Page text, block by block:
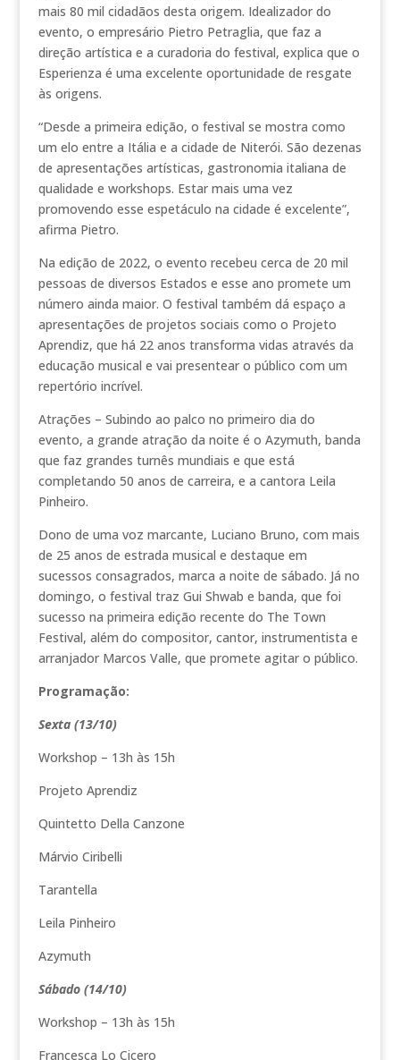
mais 80 mil cidadãos desta origem. Idealizador do
evento, o empresário Pietro Petraglia, que faz a
direção artística e a curadoria do festival, explica que o
Esperienza é uma excelente oportunidade de resgate
às origens.
“Desde a primeira edição, o festival se mostra como
um elo entre a Itália e a cidade de Niterói. São dezenas
de apresentações artísticas, gastronomia italiana de
qualidade e workshops. Estar mais uma vez
promovendo esse espetáculo na cidade é excelente”,
afirma Pietro.
Na edição de 2022, o evento recebeu cerca de 20 mil
pessoas de diversos Estados e esse ano promete um
número ainda maior. O festival também dá espaço a
apresentações de projetos sociais como o Projeto
Aprendiz, que há 22 anos transforma vidas através da
educação musical e vai presentear o público com um
repertório incrível.
Atrações – Subindo ao palco no primeiro dia do
evento, a grande atração da noite é o Azymuth, banda
que faz grandes turnês mundiais e que está
completando 50 anos de carreira, e a cantora Leila
Pinheiro.
Dono de uma voz marcante, Luciano Bruno, com mais
de 25 anos de estrada musical e destaque em
sucessos consagrados, marca a noite de sábado. Já no
domingo, o festival traz Gui Shwab e banda, que foi
sucesso na primeira edição recente do The Town
Festival, além do compositor, cantor, instrumentista e
arranjador Marcos Valle, que promete agitar o público.
Programação:
Sexta (13/10)
Workshop – 13h às 15h
Projeto Aprendiz
Quintetto Della Canzone
Márvio Ciribelli
Tarantella
Leila Pinheiro
Azymuth
Sábado (14/10)
Workshop – 13h às 15h
Francesca Lo Cicero